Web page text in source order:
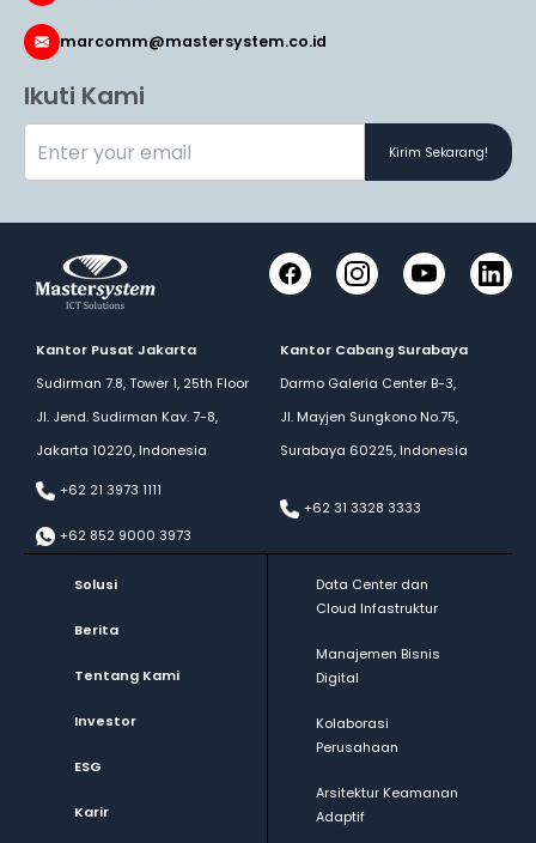
marcomm@mastersystem.co.id
Ikuti Kami
Kirim Sekarang!
FacebookInstagramYouTube
Kantor Pusat Jakarta
Sudirman 7.8, Tower 1, 25th Floor
Jl. Jend. Sudirman Kav. 7-8,
Jakarta 10220, Indonesia
+62 21 3973 1111
+62 852 9000 3973
Kantor Cabang Surabaya
Darmo Galeria Center B-3,
Jl. Mayjen Sungkono No.75,
Surabaya 60225, Indonesia
+62 31 3328 3333
Solusi
Berita
Tentang Kami
Investor
ESG
Karir
Data Center dan
Cloud Infastruktur
Manajemen Bisnis
Digital
Kolaborasi
Perusahaan
Arsitektur Keamanan
Adaptif